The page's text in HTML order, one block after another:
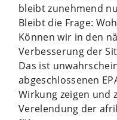
bleibt zunehmend
Bleibt die Frage:
Können wir in den
Verbesserung der
Das ist
abgeschlossenen
Wirkung zeigen und
Verelendung der